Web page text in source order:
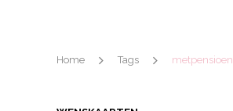
Home Tags metpensioen